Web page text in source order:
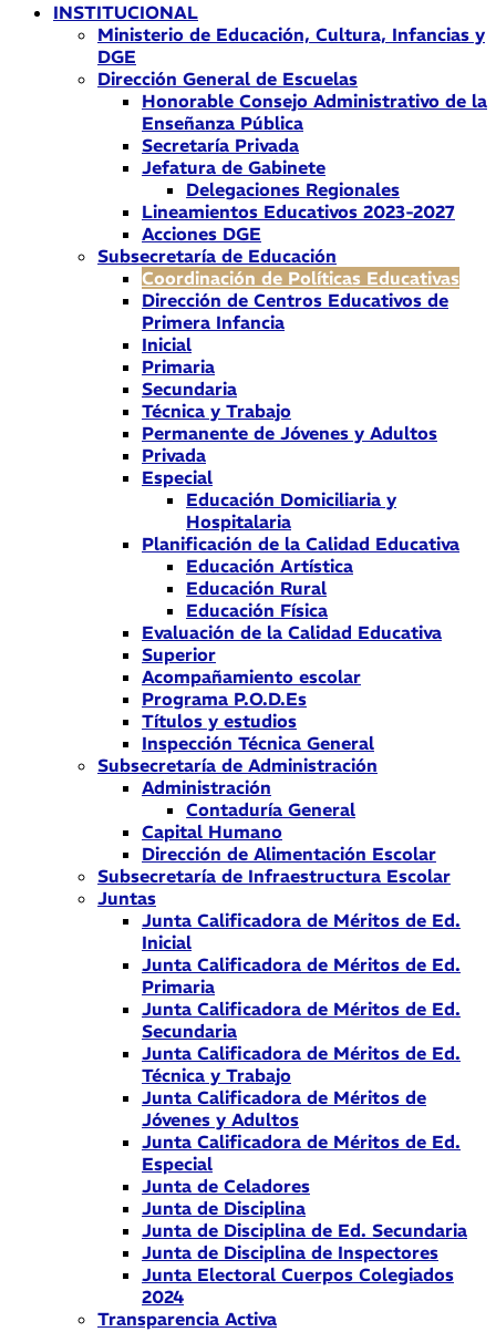
INSTITUCIONAL
Ministerio de Educación, Cultura, Infancias y
DGE
Dirección General de Escuelas
Honorable Consejo Administrativo de la
Enseñanza Pública
Secretaría Privada
Jefatura de Gabinete
Delegaciones Regionales
Lineamientos Educativos 2023-2027
Acciones DGE
Subsecretaría de Educación
Coordinación de Políticas Educativas
Dirección de Centros Educativos de
Primera Infancia
Inicial
Primaria
Secundaria
Técnica y Trabajo
Permanente de Jóvenes y Adultos
Privada
Especial
Educación Domiciliaria y
Hospitalaria
Planificación de la Calidad Educativa
Educación Artística
Educación Rural
Educación Física
Evaluación de la Calidad Educativa
Superior
Acompañamiento escolar
Programa P.O.D.Es
Títulos y estudios
Inspección Técnica General
Subsecretaría de Administración
Administración
Contaduría General
Capital Humano
Dirección de Alimentación Escolar
Subsecretaría de Infraestructura Escolar
Juntas
Junta Calificadora de Méritos de Ed.
Inicial
Junta Calificadora de Méritos de Ed.
Primaria
Junta Calificadora de Méritos de Ed.
Secundaria
Junta Calificadora de Méritos de Ed.
Técnica y Trabajo
Junta Calificadora de Méritos de
Jóvenes y Adultos
Junta Calificadora de Méritos de Ed.
Especial
Junta de Celadores
Junta de Disciplina
Junta de Disciplina de Ed. Secundaria
Junta de Disciplina de Inspectores
Junta Electoral Cuerpos Colegiados
2024
Transparencia Activa